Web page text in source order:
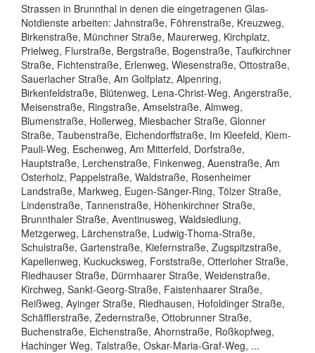
Strassen in Brunnthal in denen die eingetragenen Glas-
Notdienste arbeiten: Jahnstraße, Föhrenstraße, Kreuzweg,
Birkenstraße, Münchner Straße, Maurerweg, Kirchplatz,
Prielweg, Flurstraße, Bergstraße, Bogenstraße, Taufkirchner
Straße, Fichtenstraße, Erlenweg, Wiesenstraße, Ottostraße,
Sauerlacher Straße, Am Golfplatz, Alpenring,
Birkenfeldstraße, Blütenweg, Lena-Christ-Weg, Angerstraße,
Meisenstraße, Ringstraße, Amselstraße, Almweg,
Blumenstraße, Hollerweg, Miesbacher Straße, Glonner
Straße, Taubenstraße, Eichendorffstraße, Im Kleefeld, Kiem-
Pauli-Weg, Eschenweg, Am Mitterfeld, Dorfstraße,
Hauptstraße, Lerchenstraße, Finkenweg, Auenstraße, Am
Osterholz, Pappelstraße, Waldstraße, Rosenheimer
Landstraße, Markweg, Eugen-Sänger-Ring, Tölzer Straße,
Lindenstraße, Tannenstraße, Höhenkirchner Straße,
Brunnthaler Straße, Aventinusweg, Waldsiedlung,
Metzgerweg, Lärchenstraße, Ludwig-Thoma-Straße,
Schulstraße, Gartenstraße, Kiefernstraße, Zugspitzstraße,
Kapellenweg, Kuckucksweg, Forststraße, Otterloher Straße,
Riedhauser Straße, Dürrnhaarer Straße, Weidenstraße,
Kirchweg, Sankt-Georg-Straße, Faistenhaarer Straße,
Reißweg, Ayinger Straße, Riedhausen, Hofoldinger Straße,
Schäfflerstraße, Zedernstraße, Ottobrunner Straße,
Buchenstraße, Eichenstraße, Ahornstraße, Roßkopfweg,
Hachinger Weg, Talstraße, Oskar-Maria-Graf-Weg, ...